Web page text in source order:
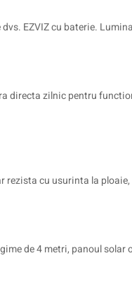
EZVIZ cu baterie.
directa zilnic pentru
cu usurinta la
de 4 metri, panoul